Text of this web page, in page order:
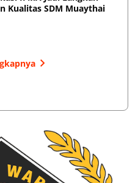
Kualitas SDM Muaythai